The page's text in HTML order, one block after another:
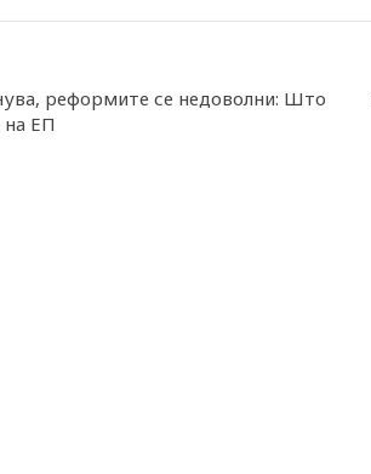
реформите се недоволни: Што
на ЕП